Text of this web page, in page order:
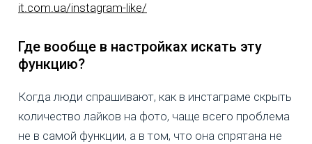
it.com.ua/instagram-like/
Где вообще в настройках искать эту
функцию?
Когда люди спрашивают, как в инстаграме скрыть
количество лайков на фото, чаще всего проблема
не в самой функции, а в том, что она спрятана не